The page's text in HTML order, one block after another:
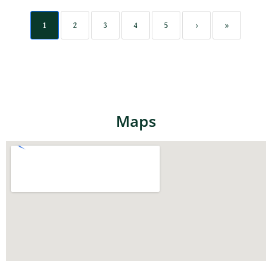
1 2 3 4 5 › »
Maps